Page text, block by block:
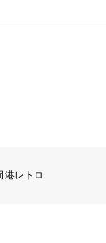
港レトロ